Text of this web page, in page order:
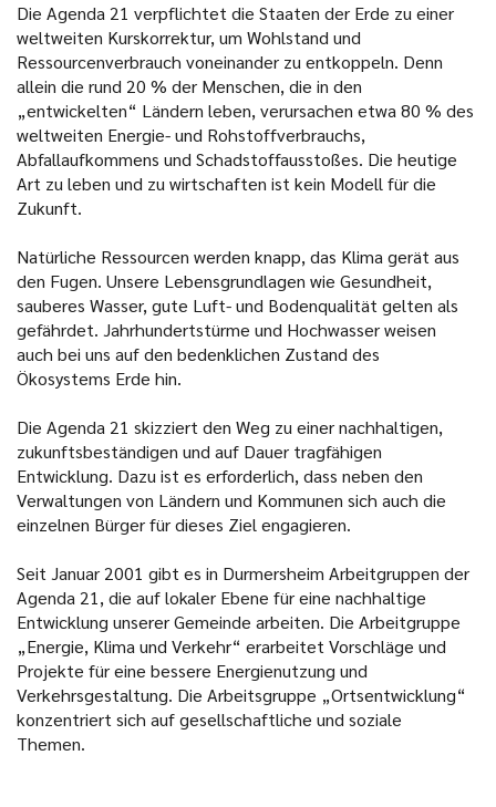
Die Agenda 21 verpflichtet die Staaten der Erde zu einer
weltweiten Kurskorrektur, um Wohlstand und
Ressourcenverbrauch voneinander zu entkoppeln. Denn
allein die rund 20 % der Menschen, die in den
„entwickelten“ Ländern leben, verursachen etwa 80 % des
weltweiten Energie- und Rohstoffverbrauchs,
Abfallaufkommens und Schadstoffausstoßes. Die heutige
Art zu leben und zu wirtschaften ist kein Modell für die
Zukunft.
Natürliche Ressourcen werden knapp, das Klima gerät aus
den Fugen. Unsere Lebensgrundlagen wie Gesundheit,
sauberes Wasser, gute Luft- und Bodenqualität gelten als
gefährdet. Jahrhundertstürme und Hochwasser weisen
auch bei uns auf den bedenklichen Zustand des
Ökosystems Erde hin.
Die Agenda 21 skizziert den Weg zu einer nachhaltigen,
zukunftsbeständigen und auf Dauer tragfähigen
Entwicklung. Dazu ist es erforderlich, dass neben den
Verwaltungen von Ländern und Kommunen sich auch die
einzelnen Bürger für dieses Ziel engagieren.
Seit Januar 2001 gibt es in Durmersheim Arbeitgruppen der
Agenda 21, die auf lokaler Ebene für eine nachhaltige
Entwicklung unserer Gemeinde arbeiten. Die Arbeitgruppe
„Energie, Klima und Verkehr“ erarbeitet Vorschläge und
Projekte für eine bessere Energienutzung und
Verkehrsgestaltung. Die Arbeitsgruppe „Ortsentwicklung“
konzentriert sich auf gesellschaftliche und soziale
Themen.